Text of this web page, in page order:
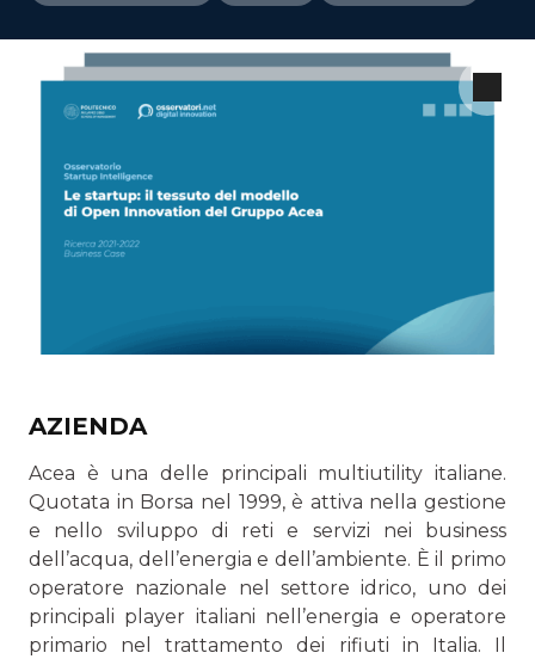
AZIENDA
Acea è una delle principali multiutility italiane.
Quotata in Borsa nel 1999, è attiva nella gestione
e nello sviluppo di reti e servizi nei business
dell’acqua, dell’energia e dell’ambiente. È il primo
operatore nazionale nel settore idrico, uno dei
principali player italiani nell’energia e operatore
primario nel trattamento dei rifiuti in Italia. Il